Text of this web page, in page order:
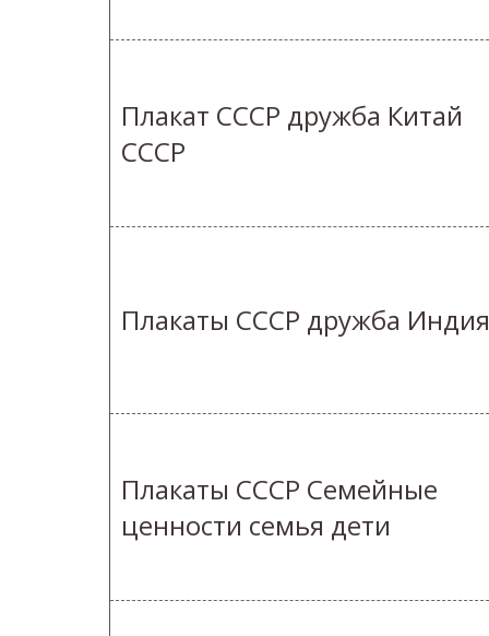
Плакат СССР дружба Китай
СССР
Плакаты СССР дружба Индия
Плакаты СССР Семейные
ценности семья дети